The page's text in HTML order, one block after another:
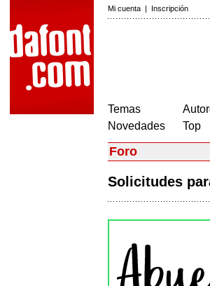
Mi cuenta | Inscripción
Temas
Novedades
Top
Foro
Solicitudes